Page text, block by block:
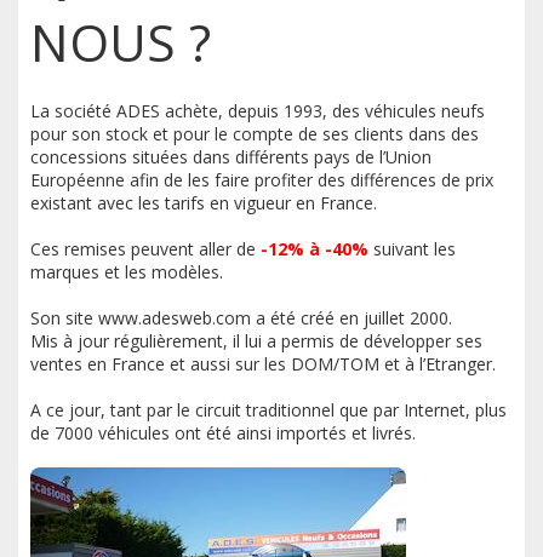
NOUS ?
La société ADES achète, depuis 1993, des véhicules neufs
pour son stock et pour le compte de ses clients dans des
concessions situées dans différents pays de l’Union
Européenne afin de les faire profiter des différences de prix
existant avec les tarifs en vigueur en France.
Ces remises peuvent aller de -12% à -40% suivant les
marques et les modèles.
Son site www.adesweb.com a été créé en juillet 2000.
Mis à jour régulièrement, il lui a permis de développer ses
ventes en France et aussi sur les DOM/TOM et à l’Etranger.
A ce jour, tant par le circuit traditionnel que par Internet, plus
de 7000 véhicules ont été ainsi importés et livrés.